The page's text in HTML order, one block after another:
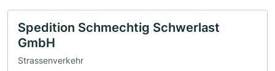
Spedition Schmechtig Schwerlast
GmbH
Strassenverkehr